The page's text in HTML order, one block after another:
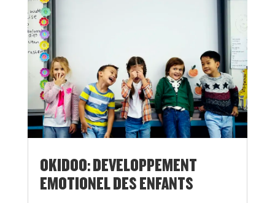
OKIDOO: DEVELOPPEMENT
EMOTIONEL DES ENFANTS